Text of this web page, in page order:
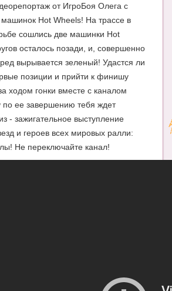
от ИгроБоя Олега с
машинок Hot Wheels! На трассе в
сошлись две машинки Hot
осталось позади, и, совершенно
вырывается зеленый! Удастся ли
позиции и прийти к финишу
ходом гонки вместе с каналом
по ее завершению тебя ждет
- зажигательное выступление
и героев всех мировых ралли:
Не переключайте канал!